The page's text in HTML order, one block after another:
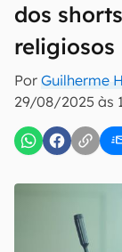
dos
religiosos
Por Guilherme
29/08/2025 às
E-mail
Confirmo
Uso e